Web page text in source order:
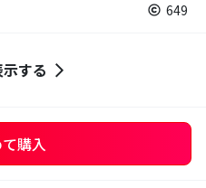
649
する
購入